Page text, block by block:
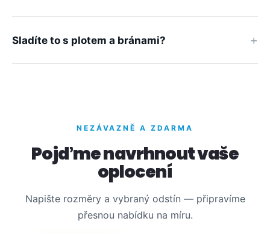
Sladíte to s plotem a bránami?
NEZÁVAZNĚ A ZDARMA
Pojďme navrhnout vaše
oplocení
Napište rozměry a vybraný odstín — připravíme
přesnou nabídku na míru.